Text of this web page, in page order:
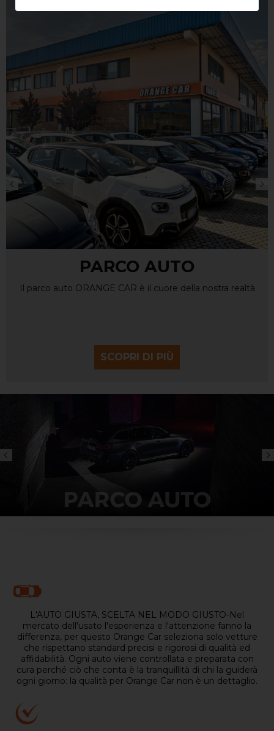
SERVICE ORANGE CAR
Con ORANGE CAR hai la tranquillità di un service
SCOPRI DI PIÙ
L'AUTO GIUSTA, SCELTA NEL MODO GIUSTO-Nel
mercato dell'usato l'esperienza e l'attenzione fanno la
differenza, per questo Orange Car seleziona solo vetture
che rispettano standard precisi e rigorosi di qualità ed
affidabilità. Ogni auto viene controllata e preparata con
cura perché ciò che conta è la tranquillità di chi la guiderà
ogni giorno: la qualità per Orange Car non è un dettaglio.